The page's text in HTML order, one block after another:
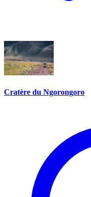
Cratère du Ngorongoro